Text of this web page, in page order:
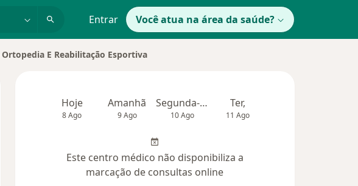
Entrar Você atua na área da saúde?
Ortopedia E Reabilitação Esportiva
Hoje
8 Ago
Amanhã
9 Ago
Segunda-feira
10 Ago
Ter,
11 Ago
Este centro médico não disponibiliza a
marcação de consultas online